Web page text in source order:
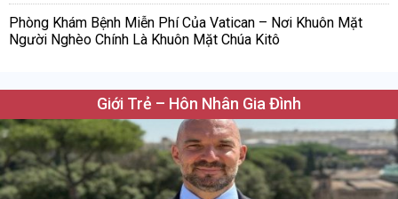
Phòng Khám Bệnh Miễn Phí Của Vatican – Nơi Khuôn Mặt
Người Nghèo Chính Là Khuôn Mặt Chúa Kitô
Giới Trẻ – Hôn Nhân Gia Đình